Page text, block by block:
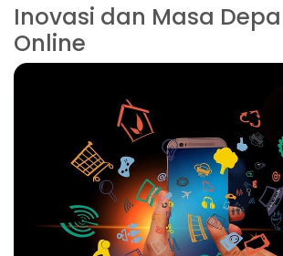
Inovasi dan Masa
Online